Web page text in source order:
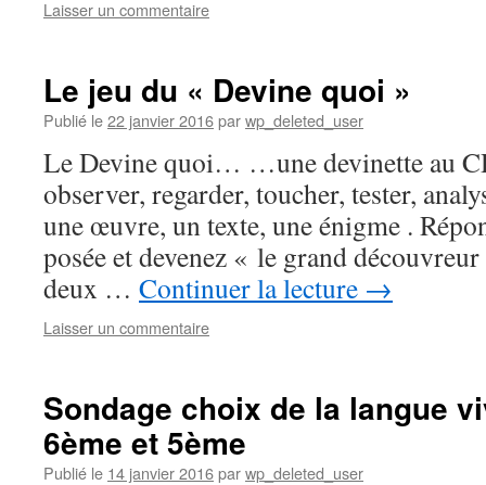
Laisser un commentaire
Le jeu du « Devine quoi »
Publié le22 janvier 2016parwp_deleted_user
Le Devine quoi… …une devinette au
observer, regarder, toucher, tester,
une œuvre, un texte, une énigme .
posée et devenez « le grand
deux … Continuer la lecture →
Laisser un commentaire
Sondage choix de la langue
6ème et 5ème
Publié le 14 janvier 2016parwp_deleted_user